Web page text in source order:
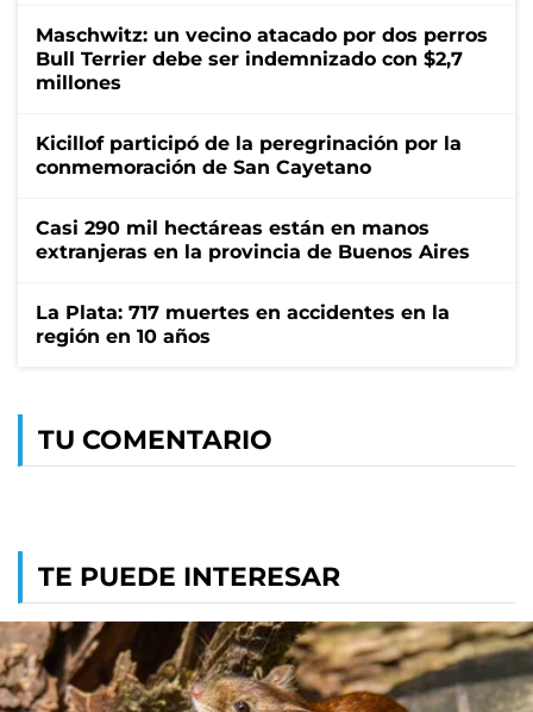
Maschwitz: un vecino atacado por dos perros
Bull Terrier debe ser indemnizado con $2,7
millones
Kicillof participó de la peregrinación por la
conmemoración de San Cayetano
Casi 290 mil hectáreas están en manos
extranjeras en la provincia de Buenos Aires
La Plata: 717 muertes en accidentes en la
región en 10 años
TU COMENTARIO
TE PUEDE INTERESAR